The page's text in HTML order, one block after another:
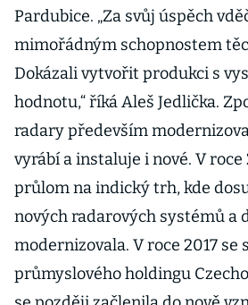
Pardubice. „Za svůj úspěch
mimořádným schopnostem
Dokázali vytvořit produkci s
hodnotu,“ říká Aleš Jedlička.
radary především
vyrábí a instaluje i nové. V
průlom na indický trh, kde
nových radarových systémů a
modernizovala. V roce 2017 se
průmyslového holdingu